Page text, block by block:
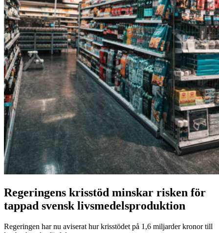
Regeringens krisstöd minskar risken för
tappad svensk livsmedelsproduktion
Regeringen har nu aviserat hur krisstödet på 1,6 miljarder kronor till